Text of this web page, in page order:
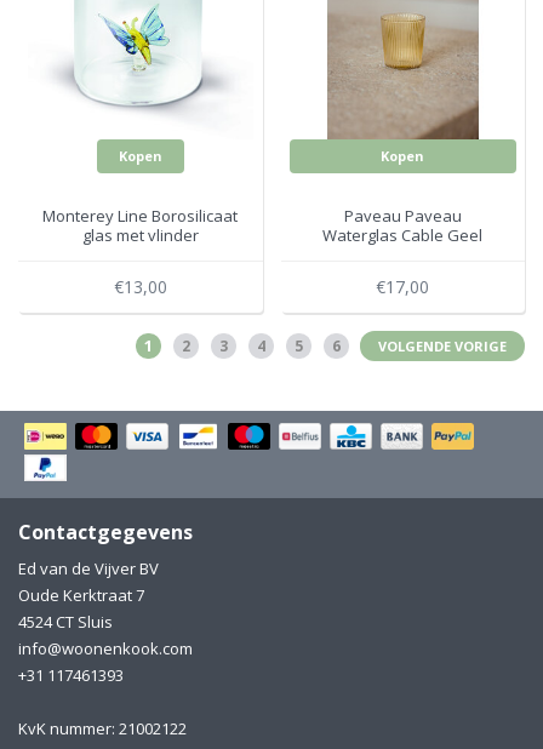
Kopen
Monterey Line Borosilicaat
glas met vlinder
€13,00
Kopen
Paveau Paveau
Waterglas Cable Geel
€17,00
1 2 3 4 5 6 VOLGENDE VORIGE
Contactgegevens
Ed van de Vijver BV
Oude Kerktraat 7
4524 CT Sluis
info@woonenkook.com
+31 117461393
KvK nummer: 21002122